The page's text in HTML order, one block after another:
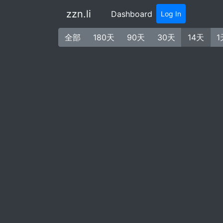
zzn.li (current)
Dashboard Log In
全部 180天 90天 30天 14天 1